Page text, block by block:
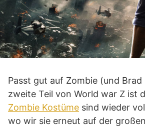
Passt gut auf Zombie (und
zweite Teil von World war Z ist
Zombie Kostüme sind wieder
wo wir sie erneut auf der